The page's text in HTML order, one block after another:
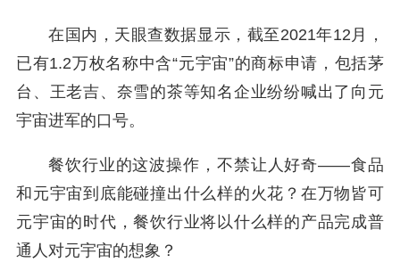
在国内，天眼查数据显示，截至2021年12月，
已有1.2万枚名称中含“元宇宙”的商标申请，包括茅
台、王老吉、奈雪的茶等知名企业纷纷喊出了向元
宇宙进军的口号。
餐饮行业的这波操作，不禁让人好奇——食品
和元宇宙到底能碰撞出什么样的火花？在万物皆可
元宇宙的时代，餐饮行业将以什么样的产品完成普
通人对元宇宙的想象？